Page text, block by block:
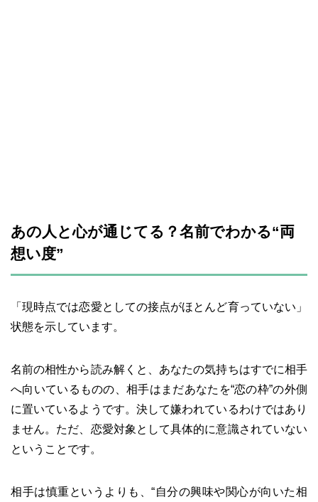
あの人と心が通じてる？名前でわかる“両
想い度”
「現時点では恋愛としての接点がほとんど育っていない」
状態を示しています。
名前の相性から読み解くと、あなたの気持ちはすでに相手
へ向いているものの、相手はまだあなたを“恋の枠”の外側
に置いているようです。決して嫌われているわけではあり
ません。ただ、恋愛対象として具体的に意識されていない
ということです。
相手は慎重というよりも、“自分の興味や関心が向いた相